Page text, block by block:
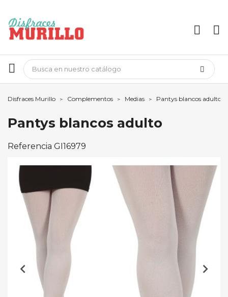
Disfraces Murillo Complementos Medias Pantys blancos adulto
Pantys blancos adulto
Referencia GI16979